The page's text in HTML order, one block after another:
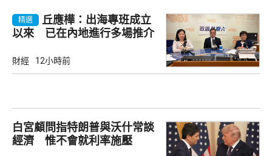
精選
丘應樺：出海專班成立
以來 已在內地進行多場推介
財經 12小時前
白宮顧問指特朗普與沃什常談
經濟 惟不會就利率施壓